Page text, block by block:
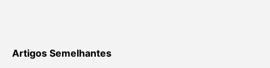
Artigos Semelhantes